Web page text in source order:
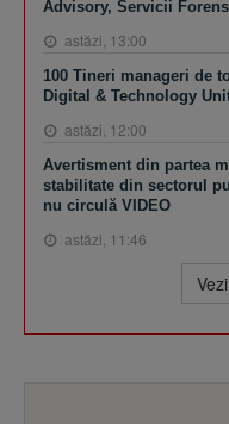
Advisory, Servicii
astăzi, 13:00
100 Tineri manageri de
Digital & Technology
astăzi, 12:00
Avertisment din partea
stabilitate din sectorul
nu circulă VIDEO
astăzi, 11:46